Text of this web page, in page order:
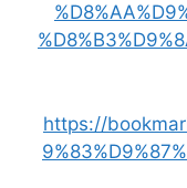
https://